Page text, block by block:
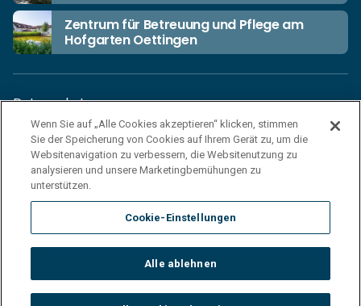
Zentrum für Betreuung und Pflege am
Hofgarten Oettingen
© 2026 Korian Deutschland GmbH
Datenschutz
Unsere Netiquette
Einkaufsbedingungen
Haftungsausschluss
Impressum
Cookies
Wenn Sie auf „Alle Cookies akzeptieren“ klicken, stimmen
Sie der Speicherung von Cookies auf Ihrem Gerät zu, um die
Websitenavigation zu verbessern, die Websitenutzung zu
analysieren und unsere Marketingbemühungen zu
unterstützen.
Cookie-Einstellungen
Alle ablehnen